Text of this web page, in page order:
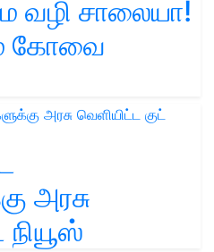
வழி சாலையா!
கோவை
அரசு